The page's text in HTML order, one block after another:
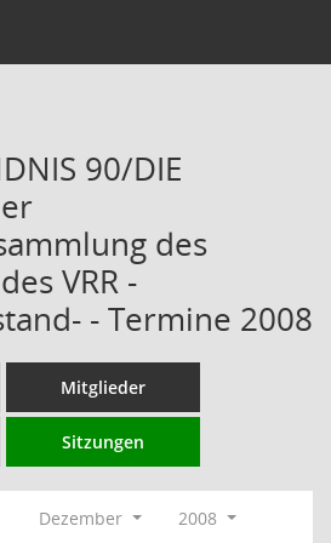
90/DIE
des
VRR -
- Termine 2008
Mitglieder
Sitzungen
Dezember
2008